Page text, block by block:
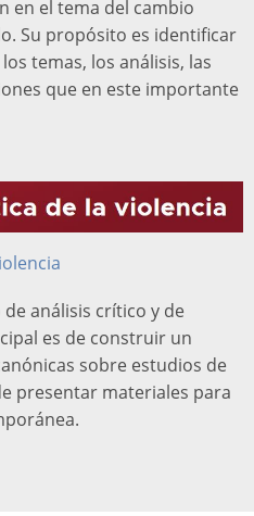
en el tema del cambio
Su propósito es identificar
temas, los análisis, las
que en este importante
análisis crítico y de
es de construir un
sobre estudios de
presentar materiales para